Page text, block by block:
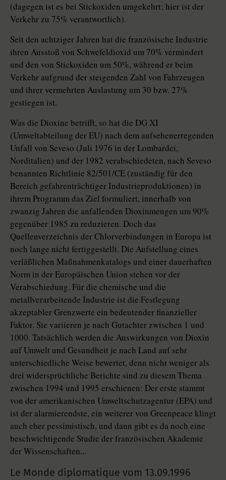
(dagegen ist es bei Stickoxiden umgekehrt; hier ist der
Verkehr zu 75% verantwortlich).
Seit den achtziger Jahren hat die französische Industrie
ihren Ausstoß von Schwefeldioxid um 70% vermindert
und den von Stickoxiden um 50%, während er beim
Verkehr aufgrund der steigenden Zahl von Fahrzeugen
und ihrer vermehrten Auslastung um 30 bzw. 27%
gestiegen ist.
Was die Dioxine betrifft, so hat die DG XI
(Umweltabteilung der EU) nach dem aufsehenerregenden
Unfall von Seveso (Juli 1976 in der Lombardei,
Norditalien) und der 1982 verabschiedeten, nach Seveso
benannten Richtlinie 82/501/CE (zuständig für den
Bereich gefahrenträchtiger Industrieproduktionen) in
ihrem Programm das Ziel formuliert, innerhalb von
zwanzig Jahren die anfallenden Dioxinmengen um 90%
gegenüber 1985 zu reduzieren. Doch das
Quellenverzeichnis der Chlorverbindungen in Europa ist
noch lange nicht fertiggestellt. Die Aufstellung eines
verläßlichen Maßnahmenkatalogs und einer dauerhaften
Norm in der Europäischen Union stehen vor der
Verabschiedung. Für die chemische und die
metallverarbeitende Industrie ist die Festlegung
akzeptabler Grenzwerte ein bedeutender finanzieller
Faktor. Sie variieren je nach Gutachter zwischen 1 und
1000. Tatsächlich werden die Auswirkungen von Dioxin
auf Umwelt und Gesundheit je nach Land auf sehr
unterschiedliche Weise bewertet, denn nicht weniger als
drei widersprüchliche Berichte sind zu diesem Thema
zwischen 1994 und 1995 erschienen: Der erste stammt
von der amerikanischen Umweltschutzagentur (EPA) und
ist der alarmierendste, ein weiterer von Greenpeace klingt
auch eher pessimistisch, und dann gibt es da noch eine
beschwichtigende Studie der französischen Akademie
der Wissenschaften...
Le Monde diplomatique vom 13.09.1996